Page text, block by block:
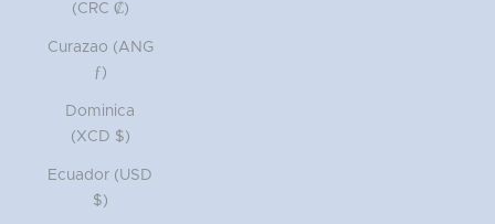
(CRC ₡)
Curazao (ANG
ƒ)
Dominica
(XCD $)
Ecuador (USD
$)